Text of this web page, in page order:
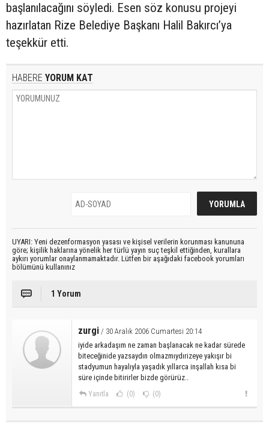
başlanılacağını söyledi. Esen söz konusu projeyi
hazırlatan Rize Belediye Başkanı Halil Bakırcı’ya
teşekkür etti.
HABERE YORUM KAT
UYARI: Yeni dezenformasyon yasası ve kişisel verilerin korunması kanununa
göre; kişilik haklarına yönelik her türlü yayın suç teşkil ettiğinden, kurallara
aykırı yorumlar onaylanmamaktadır. Lütfen bir aşağıdaki facebook yorumları
bölümünü kullanınız
1 Yorum
zurgi / 30 Aralık 2006 Cumartesi 20:14
iyide arkadaşım ne zaman başlanacak ne kadar sürede
biteceğinide yazsaydın olmazmıydırizeye yakışır bi
stadyumun hayalıyla yaşadık yıllarca inşallah kısa bi
süre içinde bitirirler bizde görürüz..
Yanıtla (0) (0)